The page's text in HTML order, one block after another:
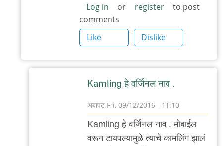
रुची
Log in or register
to post
comments
Like
Dislike
Kamling हे वर्जिनल नाव .
अबापट Fri, 09/12/2016 - 11:10
In
Kamling हे वर्जिनल नाव . मोबाईल
वरून टायपल्यामुळे त्याचे कामलिंग झालं